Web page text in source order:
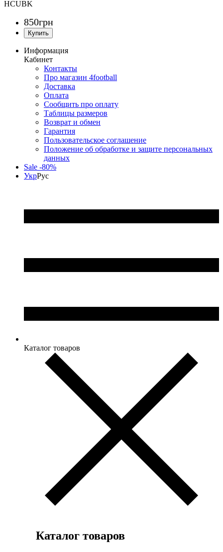
HCUBK
850грн
Информация
Кабинет
Контакты
Про магазин 4football
Доставка
Оплата
Сообщить про оплату
Таблицы размеров
Возврат и обмен
Гарантия
Пользовательское соглашение
Положение об обработке и защите персональных
данных
Sale -80%
УкрРус
Каталог товаров
Каталог товаров